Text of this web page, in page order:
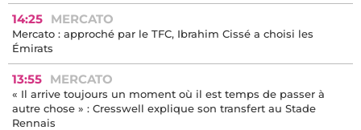
14:25 MERCATO
Mercato : approché par le TFC, Ibrahim Cissé a choisi les
Émirats
13:55 MERCATO
« Il arrive toujours un moment où il est temps de passer à
autre chose » : Cresswell explique son transfert au Stade
Rennais